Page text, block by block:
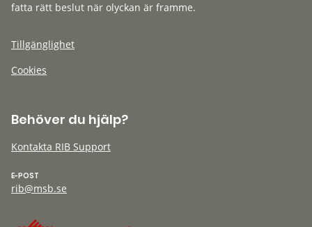
fatta rätt beslut när olyckan är framme.
Tillgänglighet
Cookies
Behöver du hjälp?
Kontakta RIB Support
E-POST
rib@msb.se